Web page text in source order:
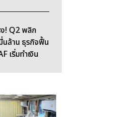
! Q2 พลิก
นล้าน ธุรกิจฟื้น
เริ่มทำเงิน